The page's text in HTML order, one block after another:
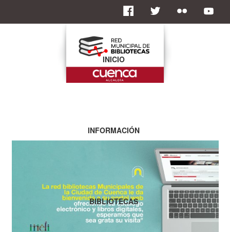
INICIO
INFORMACIÓN
BIBLIOTECAS